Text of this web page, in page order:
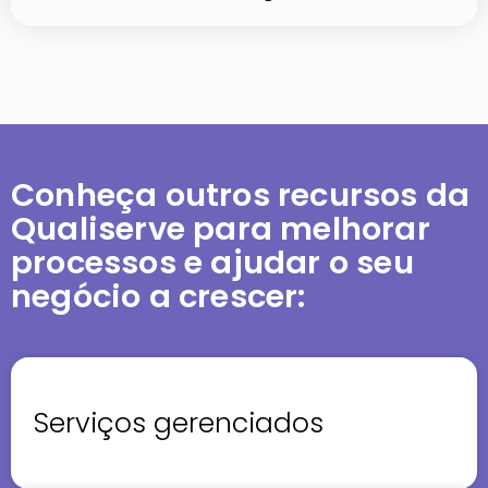
Conheça outros recursos da
Qualiserve para melhorar
processos e ajudar o seu
negócio a crescer:
Serviços gerenciados